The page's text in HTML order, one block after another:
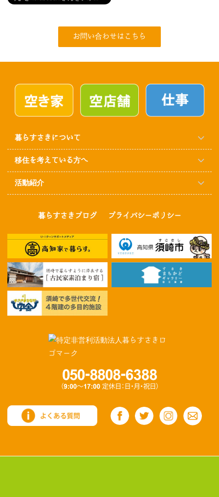
お問い合わせはこちら
暮らすさきについて
移住を考えている方へ
活動紹介
暮らすさきブログ プライバシーポリシー